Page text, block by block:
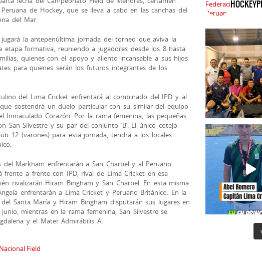
de Hockey, que se lleva a cabo en las canchas del
del Mar.
la antepenúltima jornada del torneo que aviva la
etapa formativa, reuniendo a jugadores desde los 8 hasta
quienes con el apoyo y aliento incansable a sus hijos
para quienes serán los futuros integrantes de los
del Lima Cricket enfrentará al combinado del IPD y al
que sostendrá un duelo particular con su similar del equipo
Inmaculado Corazón. Por la rama femenina, las pequeñas
San Silvestre y su par del conjunto ‘B’. El único cotejo
12 (varones) para esta jornada, tendrá a los locales
del Markham enfrentarán a San Charbel y al Peruano
frente a frente con IPD, rival de Lima Cricket en esa
rivalizarán Hiram Bingham y San Charbel. En esta misma
enfrentarán a Lima Cricket y Peruano Británico. En la
Santa María y Hiram Bingham disputarán sus lugares en
mientras en la rama femenina, San Silvestre se
y el Mater Admirábilis A.
Nacional Field